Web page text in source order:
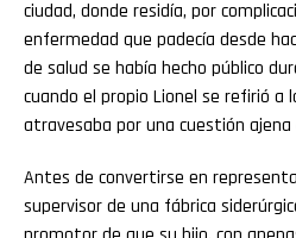
ciudad, donde residía, por
enfermedad que padecía desde
de salud se había hecho público
cuando el propio Lionel se refirió a
atravesaba por una cuestión
Antes de convertirse en
supervisor de una fábrica